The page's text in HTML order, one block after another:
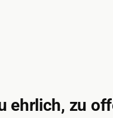
ehrlich, zu